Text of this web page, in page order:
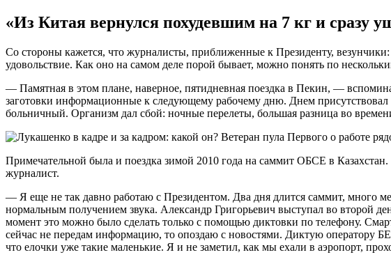
«Из Китая вернулся похудевшим на 7 кг и сразу
Со стороны кажется, что журналисты, приближенные к Президенту,
удовольствие. Как оно на самом деле порой бывает, можно понять по
— Памятная в этом плане, наверное, пятидневная поездка в Пекин, —
заготовки информационные к следующему рабочему дню. Днем присутствовал
больничный. Организм дал сбой: ночные перелеты, большая разница во
Примечательной была и поездка зимой 2010 года на саммит ОБСЕ в
журналист.
— Я еще не так давно работаю с Президентом. Два дня длится саммит, много
нормальным получением звука. Александр Григорьевич выступал во второй
момент это можно было сделать только с помощью диктовки по телефону.
сейчас не передам информацию, то опоздаю с новостями. Диктую
что елочки уже такие маленькие. Я и не заметил, как мы ехали в аэропорт,